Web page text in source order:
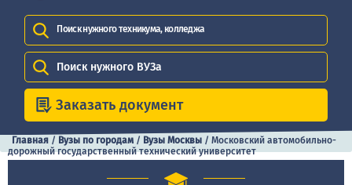
Поиск нужного техникума, колледжа
Поиск нужного ВУЗа
Заказать документ
Главная / Вузы по городам / Вузы Москвы / Московский автомобильно-
дорожный государственный технический университет